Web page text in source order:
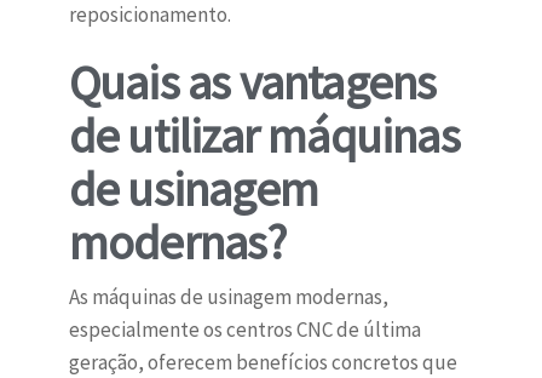
reposicionamento.
Quais as vantagens
de utilizar máquinas
de usinagem
modernas?
As máquinas de usinagem modernas,
especialmente os centros CNC de última
geração, oferecem benefícios concretos que